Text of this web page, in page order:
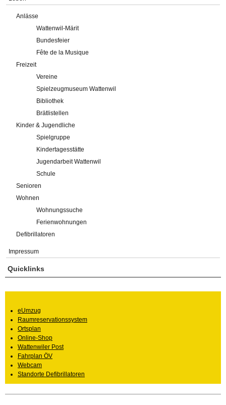
Anlässe
Wattenwil-Märit
Bundesfeier
Fête de la Musique
Freizeit
Vereine
Spielzeugmuseum Wattenwil
Bibliothek
Brätlistellen
Kinder & Jugendliche
Spielgruppe
Kindertagesstätte
Jugendarbeit Wattenwil
Schule
Senioren
Wohnen
Wohnungssuche
Ferienwohnungen
Defibrillatoren
Impressum
Quicklinks
eUmzug
Raumreservationssystem
Ortsplan
Online-Shop
Wattenwiler Post
Fahrplan ÖV
Webcam
Standorte Defibrillatoren